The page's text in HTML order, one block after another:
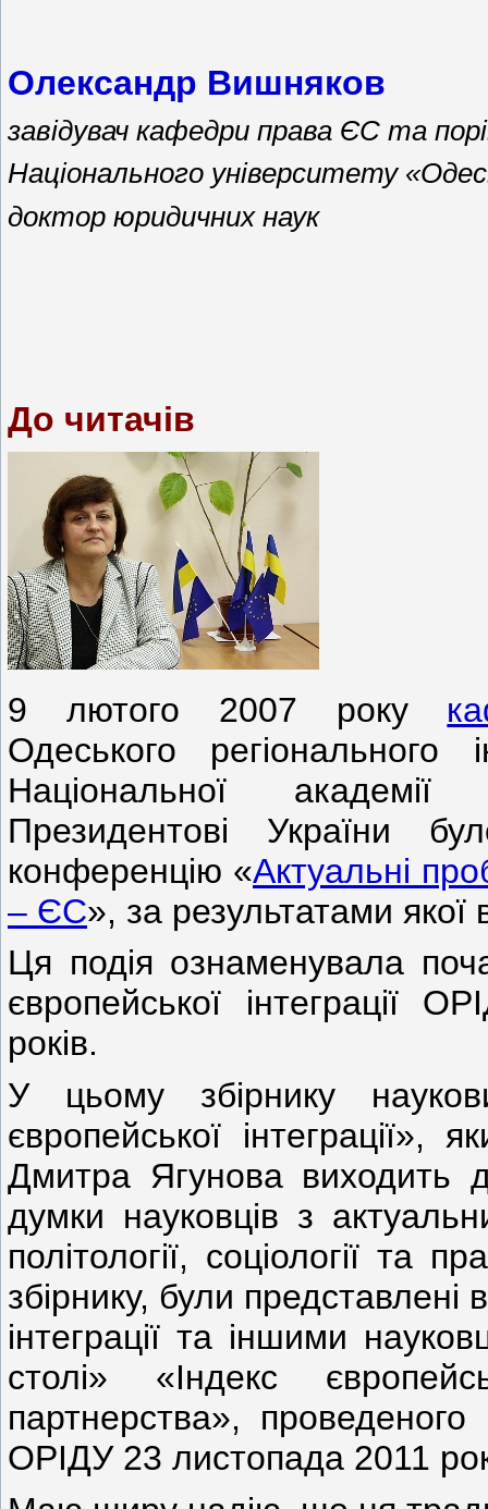
Олександр Вишняков
завідувач кафедри права ЄС та
Національного університету
доктор юридичних наук
До читачів
9 лютого 2007 року
Одеського регіонального
Національної
Президентові України
конференцію «Актуальні
– ЄС», за результатами якої
Ця подія ознаменувала
європейської інтеграції
років.
У цьому збірнику
європейської інтеграції»,
Дмитра Ягунова виходить
думки науковців з
політології, соціології та
збірнику, були
інтеграції та іншими
столі» «Індекс
партнерства», проведеного
ОРІДУ 23 листопада 2011